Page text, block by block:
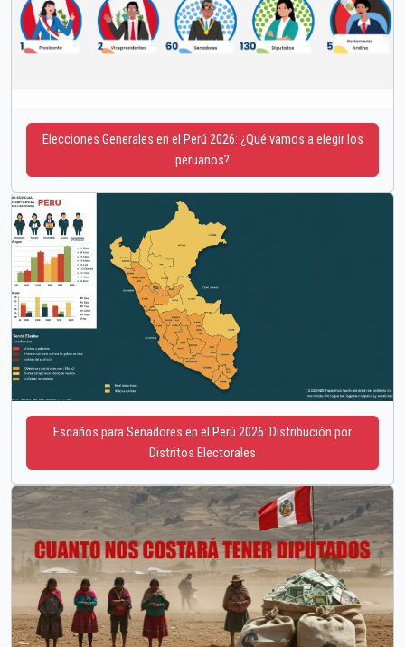
Elecciones Generales en el Perú 2026: ¿Qué vamos a elegir los
peruanos?
Escaños para Senadores en el Perú 2026: Distribución por
Distritos Electorales